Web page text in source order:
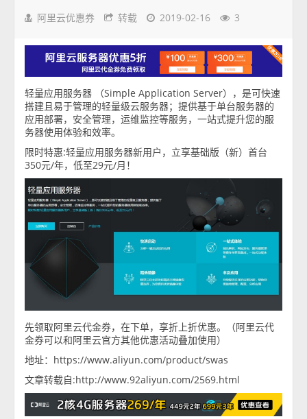
阿里云优惠券 转载 2019-02-16 3
轻量应用服务器 （Simple Application Server），是可快速
搭建且易于管理的轻量级云服务器；提供基于单台服务器的
应用部署，安全管理，运维监控等服务，一站式提升您的服
务器使用体验和效率。
限时特惠:轻量应用服务器新用户，立享基础版（新）首台
350元/年，低至29元/月！
先领取阿里云代金券，在下单，享折上折优惠。（阿里云代
金券可以和阿里云官方其他优惠活动叠加使用）
地址：https://www.aliyun.com/product/swas
文章转载自:http://www.92aliyun.com/2569.html